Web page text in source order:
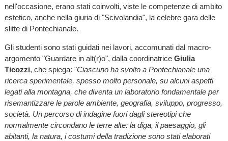
nell'occasione, erano stati coinvolti, viste le competenze di ambito
estetico, anche nella giuria di "Scivolandia", la celebre gara delle
slitte di Pontechianale.
Gli studenti sono stati guidati nei lavori, accomunati dal macro-
argomento "Guardare in alt(r)o", dalla coordinatrice Giulia
Ticozzi, che spiega: "Ciascuno ha svolto a Pontechianale una
ricerca sperimentale, spesso molto personale, su alcuni aspetti
legati alla montagna, che diventa un laboratorio fondamentale per
risemantizzare le parole ambiente, geografia, sviluppo, progresso,
società. Un percorso di indagine fuori dagli stereotipi che
normalmente circondano le terre alte: la diga, il paesaggio, gli
abitanti, la natura, i costumi della tradizione sono stati elaborati